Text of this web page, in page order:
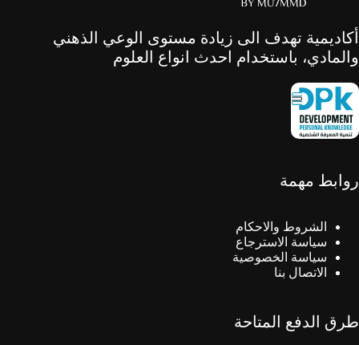
أكاديمية تهدف الى زيادة مستوى الوعي الذهني
والمادي، باستخدام احدث انواع العلوم
روابط مهمة
الشروط والاحكام
سياسة الاسترجاع
سياسة الخصوصية
الاتصال بنا
طرق الدفع المتاحة